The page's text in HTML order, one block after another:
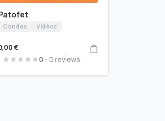
Condes Vidèos
€
0 - 0 reviews